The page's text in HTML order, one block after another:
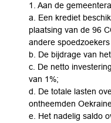
1. Aan de
a. Een krediet
plaatsing van de 96
andere
b. De bijdrage van
c. De netto
van 1%;
d. De totale lasten
ontheemden
e. Het nadelig saldo